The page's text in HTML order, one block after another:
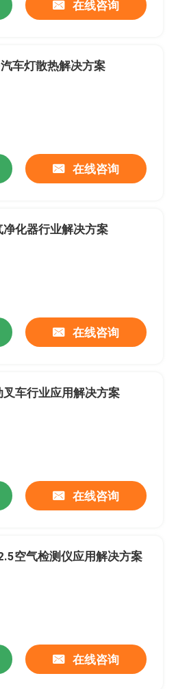
在线咨询
汽车灯散热解决方案
在线咨询
净化器行业解决方案
在线咨询
叉车行业应用解决方案
在线咨询
空气检测仪应用解决方案
在线咨询